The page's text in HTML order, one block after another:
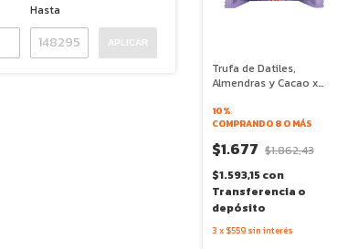
Hasta
APLICAR
Trufa de Datiles,
Almendras y Cacao x
Alchimist
10%
COMPRANDO 8 O MÁS
$1.677 $1.862,43
$1.593,15con
Transferencia o
depósito
3 x $559 sin interés